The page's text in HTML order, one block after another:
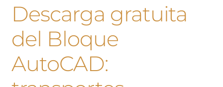
Descarga gratuita
del Bloque
AutoCAD: